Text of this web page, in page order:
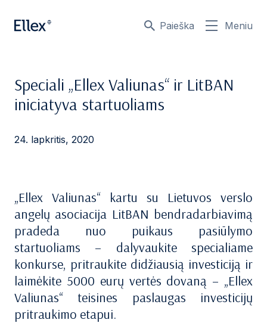
Paieška Meniu
Speciali „Ellex Valiunas“ ir LitBAN
iniciatyva startuoliams
24. lapkritis, 2020
„Ellex Valiunas“ kartu su Lietuvos verslo
angelų asociacija LitBAN bendradarbiavimą
pradeda nuo puikaus pasiūlymo
startuoliams – dalyvaukite specialiame
konkurse, pritraukite didžiausią investiciją ir
laimėkite 5000 eurų vertės dovaną – „Ellex
Valiunas“ teisines paslaugas investicijų
pritraukimo etapui.